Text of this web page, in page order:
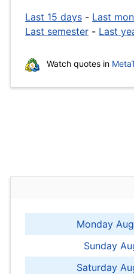
Last 15 days - Last
Last semester - Last
Watch quotes in
Monday
Sunday
Saturday